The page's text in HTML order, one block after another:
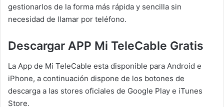
gestionarlos de la forma más rápida y sencilla sin
necesidad de llamar por teléfono.
Descargar APP Mi TeleCable Gratis
La App de Mi TeleCable esta disponible para Android e
iPhone, a continuación dispone de los botones de
descarga a las stores oficiales de Google Play e iTunes
Store.